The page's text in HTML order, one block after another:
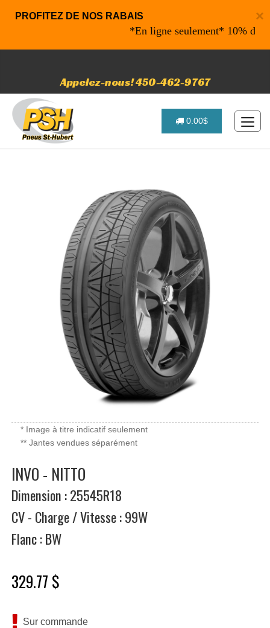
×
PROFITEZ DE NOS RABAIS
*En ligne seulement* 10% de
Appelez-nous! 450-462-9767
0.00$
* Image à titre indicatif seulement
** Jantes vendues séparément
INVO - NITTO
Dimension : 25545R18
CV - Charge / Vitesse : 99W
Flanc : BW
329.77 $
Sur commande